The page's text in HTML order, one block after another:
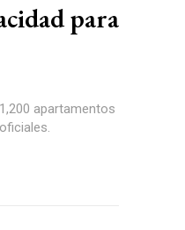
para
apartamentos